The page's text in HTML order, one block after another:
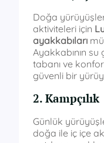
Doğa
aktiviteleri için
ayakkabıları
Ayakkabının
tabanı ve
güvenli bir
2. Kampçılık
Günlük
doğa ile iç içe